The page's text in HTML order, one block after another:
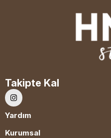
Takipte Kal
Yardım
Kurumsal